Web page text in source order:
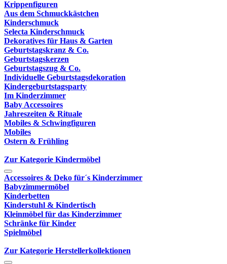
Krippenfiguren
Aus dem Schmuckkästchen
Kinderschmuck
Selecta Kinderschmuck
Dekoratives für Haus & Garten
Geburtstagskranz & Co.
Geburtstagskerzen
Geburtstagszug & Co.
Individuelle Geburtstagsdekoration
Kindergeburtstagsparty
Im Kinderzimmer
Baby Accessoires
Jahreszeiten & Rituale
Mobiles & Schwingfiguren
Mobiles
Ostern & Frühling
Zur Kategorie Kindermöbel
Accessoires & Deko für´s Kinderzimmer
Babyzimmermöbel
Kinderbetten
Kinderstuhl & Kindertisch
Kleinmöbel für das Kinderzimmer
Schränke für Kinder
Spielmöbel
Zur Kategorie Herstellerkollektionen